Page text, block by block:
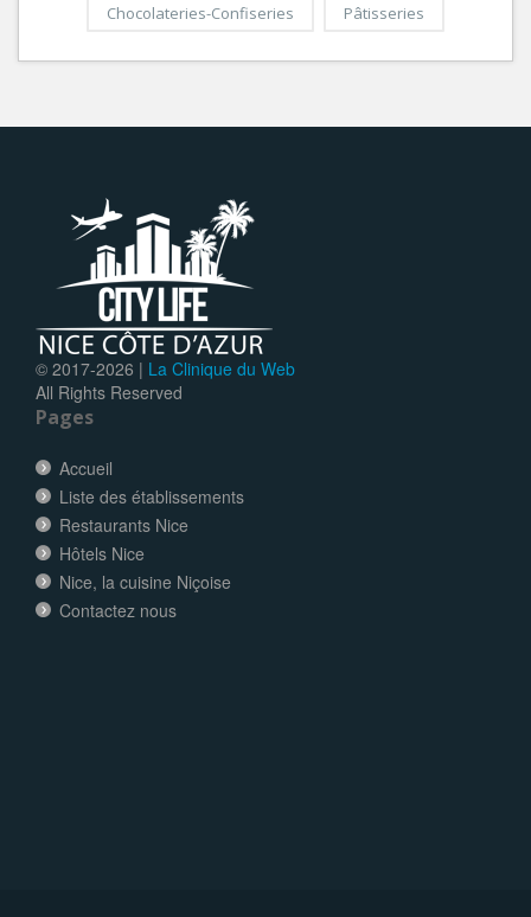
Chocolateries-Confiseries Pâtisseries
© 2017-2026 | La Clinique du Web
All Rights Reserved
Pages
Accueil
Liste des établissements
Restaurants Nice
Hôtels Nice
Nice, la cuisine Niçoise
Contactez nous